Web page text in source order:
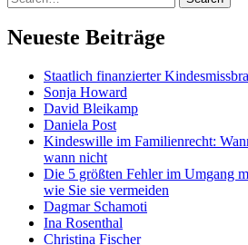
Neueste Beiträge
Staatlich finanzierter
Sonja Howard
David Bleikamp
Daniela Post
Kindeswille im Familienrecht:
wann nicht
Die 5 größten Fehler im Umgang
wie Sie sie vermeiden
Dagmar Schamoti
Ina Rosenthal
Christina Fischer